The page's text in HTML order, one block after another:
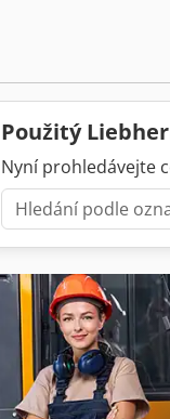
Použitý
Nyní prohledávejte